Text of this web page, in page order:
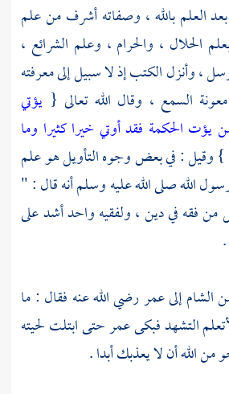
العلم بالله ، وصفاته أشرف من علم
الحلال ، والحرام ، وعلم الشرائع ،
، وأنزل الكتب إذ لا سبيل إلى معرفته
السمع ، وقال الله تعالى { يؤتي
يؤت الحكمة فقد أوتي خيرا كثيرا وما
} وقيل : في بعض وجوه التأويل هو علم
الله صلى الله عليه وسلم أنه قال : "
من فقه في دين ، ولفقيه واحد أشد على
.
إلى عمر رضي الله عنه فقال : ما
التشهد فبكى عمر حتى ابتلت لحيته
من الله أن لا يعذبك أبدا .